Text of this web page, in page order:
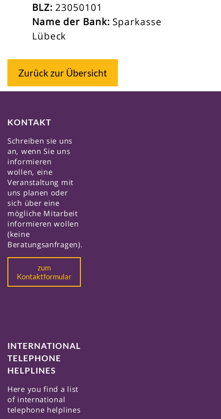
BLZ: 23050101
Name der Bank: Sparkasse
Lübeck
Zurück zur Übersicht
KONTAKT
Schreiben sie uns
an, wenn Sie uns
informieren
wollen, eine
Veranstaltung mit
uns planen oder
sich über eine
mögliche Mitarbeit
informieren wollen
(keine
Beratungsanfragen).
zum
Kontaktformular
INTERNATIONAL
TELEPHONE
HELPLINES
Here you find a list
of international
telephone helplines